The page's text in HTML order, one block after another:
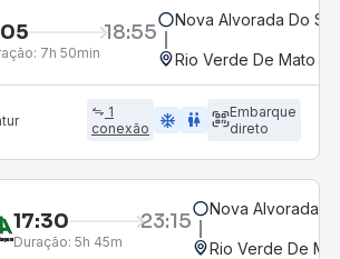
18:55
7h 50min
Nova Alvorada Do
Rio Verde De Mato
1
conexão
ac_unit wc
Embarque
direto
17:30 23:15
Duração: 5h 45m
Nova Alvorada
Rio Verde De